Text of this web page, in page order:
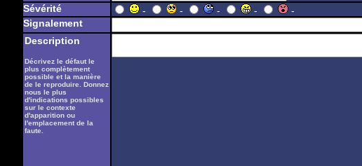
Sévérité
- - - -
-
Signalement
Description
Décrivez le défaut le
plus complètement
possible et la manière
de le reproduire. Donnez
nous le plus
d'indications possibles
sur le contexte
d'apparition ou
l'emplacement de la
faute.